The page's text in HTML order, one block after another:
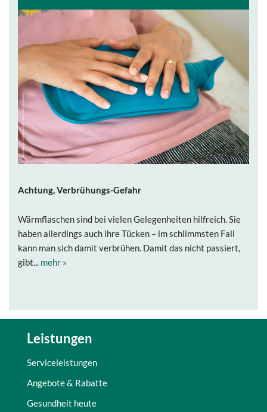
Achtung, Verbrühungs-Gefahr
Wärmflaschen sind bei vielen Gelegenheiten hilfreich. Sie
haben allerdings auch ihre Tücken – im schlimmsten Fall
kann man sich damit verbrühen. Damit das nicht passiert,
gibt... mehr »
Leistungen
Serviceleistungen
Angebote & Rabatte
Gesundheit heute